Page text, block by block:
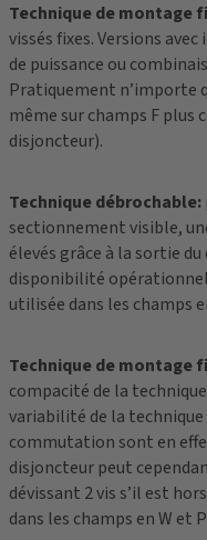
Technique de montage
vissés fixes. Versions
de puissance ou
Pratiquement n’importe
même sur champs F plus
disjoncteur).
Technique débrochable:
sectionnement visible,
élevés grâce à la sortie
disponibilité
utilisée dans les champs
Technique de montage
compacité de la
variabilité de la
commutation sont en
disjoncteur peut
dévissant 2 vis s’il est
dans les champs en W et